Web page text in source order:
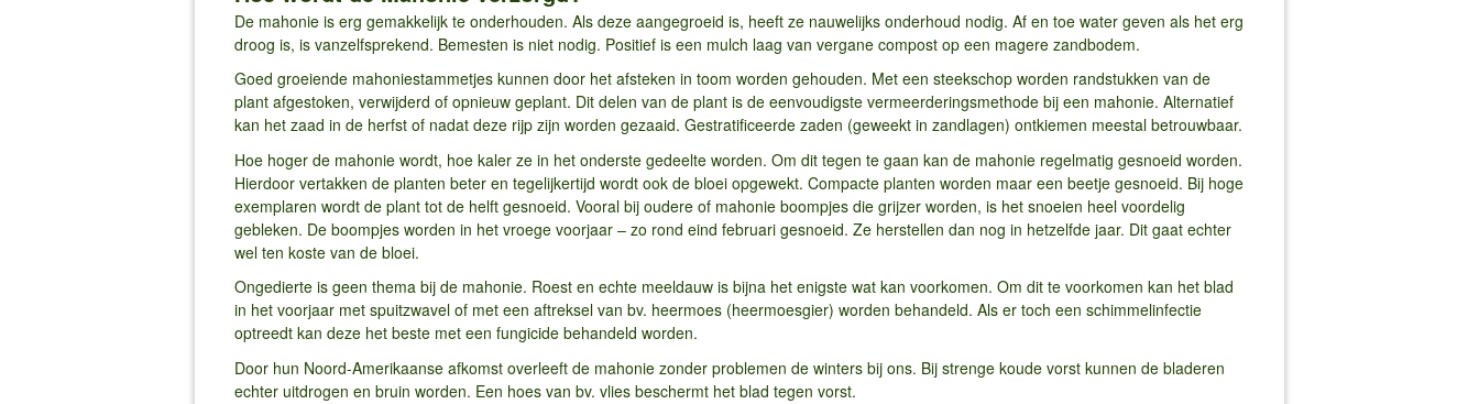
De mahonie is erg gemakkelijk te onderhouden. Als deze aangegroeid is, heeft ze nauwelijks onderhoud nodig. Af en toe water geven als het erg
droog is, is vanzelfsprekend. Bemesten is niet nodig. Positief is een mulch laag van vergane compost op een magere zandbodem.
Goed groeiende mahoniestammetjes kunnen door het afsteken in toom worden gehouden. Met een steekschop worden randstukken van de
plant afgestoken, verwijderd of opnieuw geplant. Dit delen van de plant is de eenvoudigste vermeerderingsmethode bij een mahonie. Alternatief
kan het zaad in de herfst of nadat deze rijp zijn worden gezaaid. Gestratificeerde zaden (geweekt in zandlagen) ontkiemen meestal betrouwbaar.
Hoe hoger de mahonie wordt, hoe kaler ze in het onderste gedeelte worden. Om dit tegen te gaan kan de mahonie regelmatig gesnoeid worden.
Hierdoor vertakken de planten beter en tegelijkertijd wordt ook de bloei opgewekt. Compacte planten worden maar een beetje gesnoeid. Bij hoge
exemplaren wordt de plant tot de helft gesnoeid. Vooral bij oudere of mahonie boompjes die grijzer worden, is het snoeien heel voordelig
gebleken. De boompjes worden in het vroege voorjaar – zo rond eind februari gesnoeid. Ze herstellen dan nog in hetzelfde jaar. Dit gaat echter
wel ten koste van de bloei.
Ongedierte is geen thema bij de mahonie. Roest en echte meeldauw is bijna het enigste wat kan voorkomen. Om dit te voorkomen kan het blad
in het voorjaar met spuitzwavel of met een aftreksel van bv. heermoes (heermoesgier) worden behandeld. Als er toch een schimmelinfectie
optreedt kan deze het beste met een fungicide behandeld worden.
Door hun Noord-Amerikaanse afkomst overleeft de mahonie zonder problemen de winters bij ons. Bij strenge koude vorst kunnen de bladeren
echter uitdrogen en bruin worden. Een hoes van bv. vlies beschermt het blad tegen vorst.